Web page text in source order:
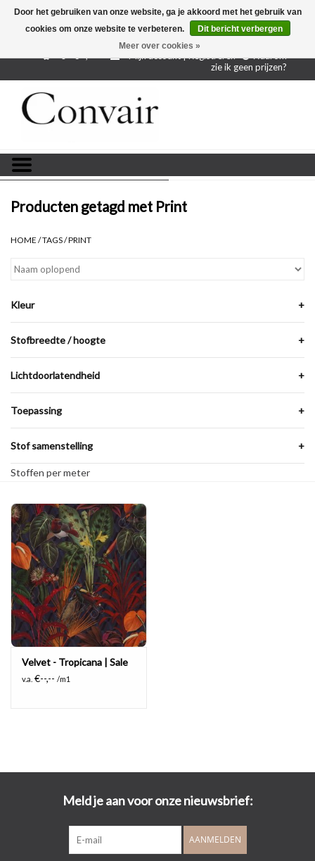
Gratis verzending bij aankoop vanaf € 250,-
Gratis
0 - €--,--
Mijn account | Registreren
Waarom
zie ik geen prijzen?
Stoffen per meter
Blog
Producten getagd met Print
HOME /TAGS/PRINT
Kleur +
Stofbreedte / hoogte +
Lichtdoorlatendheid +
Toepassing +
Stof samenstelling +
Stoffen per meter
Velvet - Tropicana | Sale
v.a. €--,-- /m1
Meld je aan voor onze nieuwsbrief:
AANMELDEN
Door het gebruiken van onze website, ga je akkoord met het gebruik van
cookies om onze website te verbeteren.
Dit bericht verbergen
Meer over cookies »